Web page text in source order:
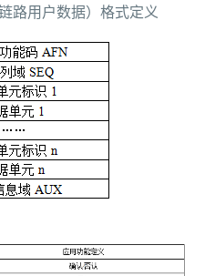
路用户数据）格式定义